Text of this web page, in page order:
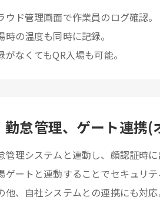
ウド管理画面で作業員のログ確認。
時の温度も同時に記録。
がなくてもQR入場も可能。
勤怠管理、ゲート連携(
管理システムと連動し、顔認証時に
ゲートと連動することでセキュリテ
他、自社システムとの連携にも対応